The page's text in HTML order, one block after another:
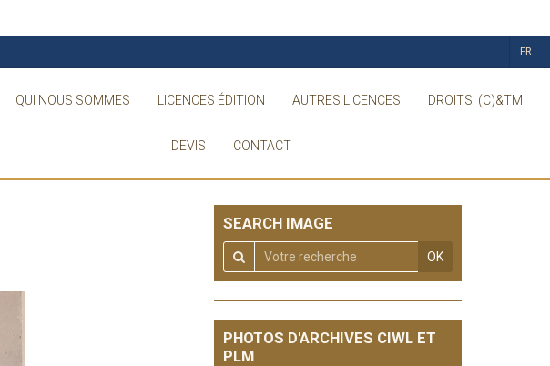
QUI NOUS SOMMES LICENCES ÉDITION AUTRES LICENCES DROITS: (C)&TM
DEVIS CONTACT
FR
SEARCH IMAGE
OK
PHOTOS D'ARCHIVES CIWL ET
PLM